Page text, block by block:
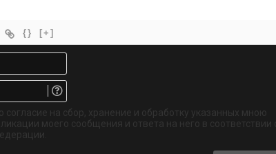
{} [+]
Имя*
Email.
обязательно
на сбор, хранение и обработку указанных мною
моего сообщения и ответа на него в соответствии с